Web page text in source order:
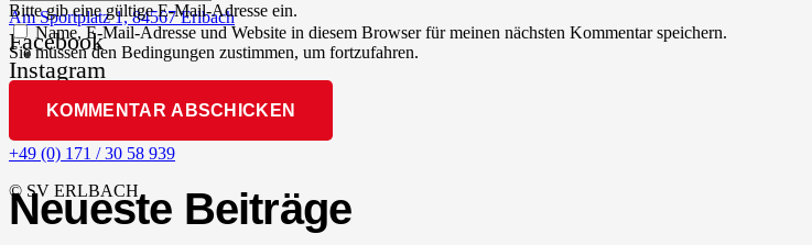
Bitte gib eine gültige E-Mail-Adresse ein.
Name, E-Mail-Adresse und Website in diesem Browser für meinen nächsten Kommentar speichern.
Sie müssen den Bedingungen zustimmen, um fortzufahren.
KOMMENTAR ABSCHICKEN
Neueste Beiträge
Am Sportplatz 1, 84567 Erlbach
Facebook
Instagram
YouTube
vorstand@sv-erlbach.de
+49 (0) 171 / 30 58 939
© SV ERLBACH